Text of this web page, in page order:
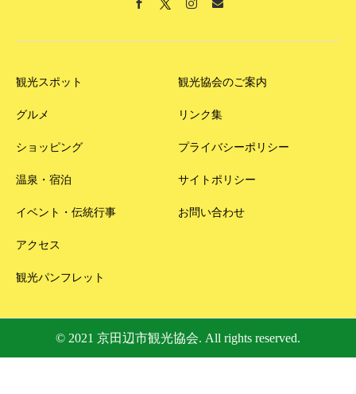
観光スポット
グルメ
ショッピング
温泉・宿泊
イベント・伝統行事
アクセス
観光パンフレット
観光協会のご案内
リンク集
プライバシーポリシー
サイトポリシー
お問い合わせ
© 2021 京田辺市観光協会. All rights reserved.